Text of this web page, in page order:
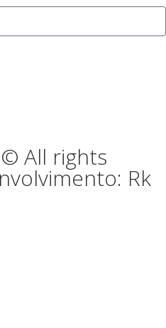
All rights
Rk